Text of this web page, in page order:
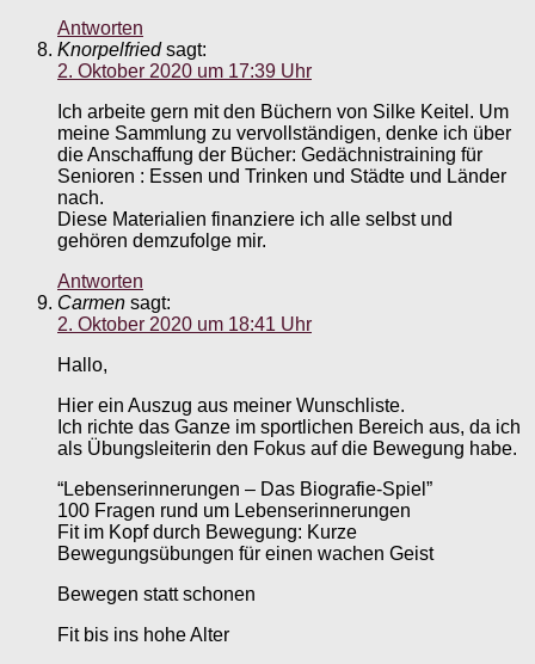
Antworten
Knorpelfried sagt:
2. Oktober 2020 um 17:39 Uhr
Ich arbeite gern mit den Büchern von Silke Keitel. Um
meine Sammlung zu vervollständigen, denke ich über
die Anschaffung der Bücher: Gedächnistraining für
Senioren : Essen und Trinken und Städte und Länder
nach.
Diese Materialien finanziere ich alle selbst und
gehören demzufolge mir.
Antworten
Carmen sagt:
2. Oktober 2020 um 18:41 Uhr
Hallo,
Hier ein Auszug aus meiner Wunschliste.
Ich richte das Ganze im sportlichen Bereich aus, da ich
als Übungsleiterin den Fokus auf die Bewegung habe.
“Lebenserinnerungen – Das Biografie-Spiel”
100 Fragen rund um Lebenserinnerungen
Fit im Kopf durch Bewegung: Kurze
Bewegungsübungen für einen wachen Geist
Bewegen statt schonen
Fit bis ins hohe Alter